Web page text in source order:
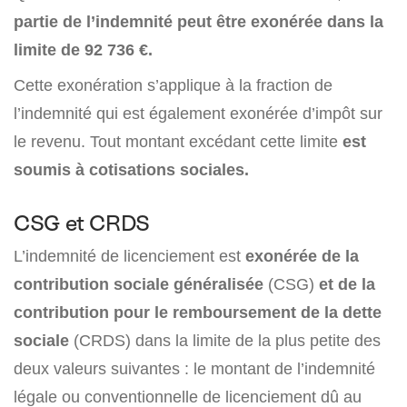
partie de l’indemnité peut être exonérée dans la
limite de 92 736 €.
Cette exonération s’applique à la fraction de
l’indemnité qui est également exonérée d’impôt sur
le revenu. Tout montant excédant cette limite est
soumis à cotisations sociales.
CSG et CRDS
L’indemnité de licenciement est exonérée de la
contribution sociale généralisée (CSG) et de la
contribution pour le remboursement de la dette
sociale (CRDS) dans la limite de la plus petite des
deux valeurs suivantes : le montant de l’indemnité
légale ou conventionnelle de licenciement dû au